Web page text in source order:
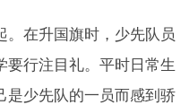
在升国旗时，少先队员
要行注目礼。平时日常生
是少先队的一员而感到骄